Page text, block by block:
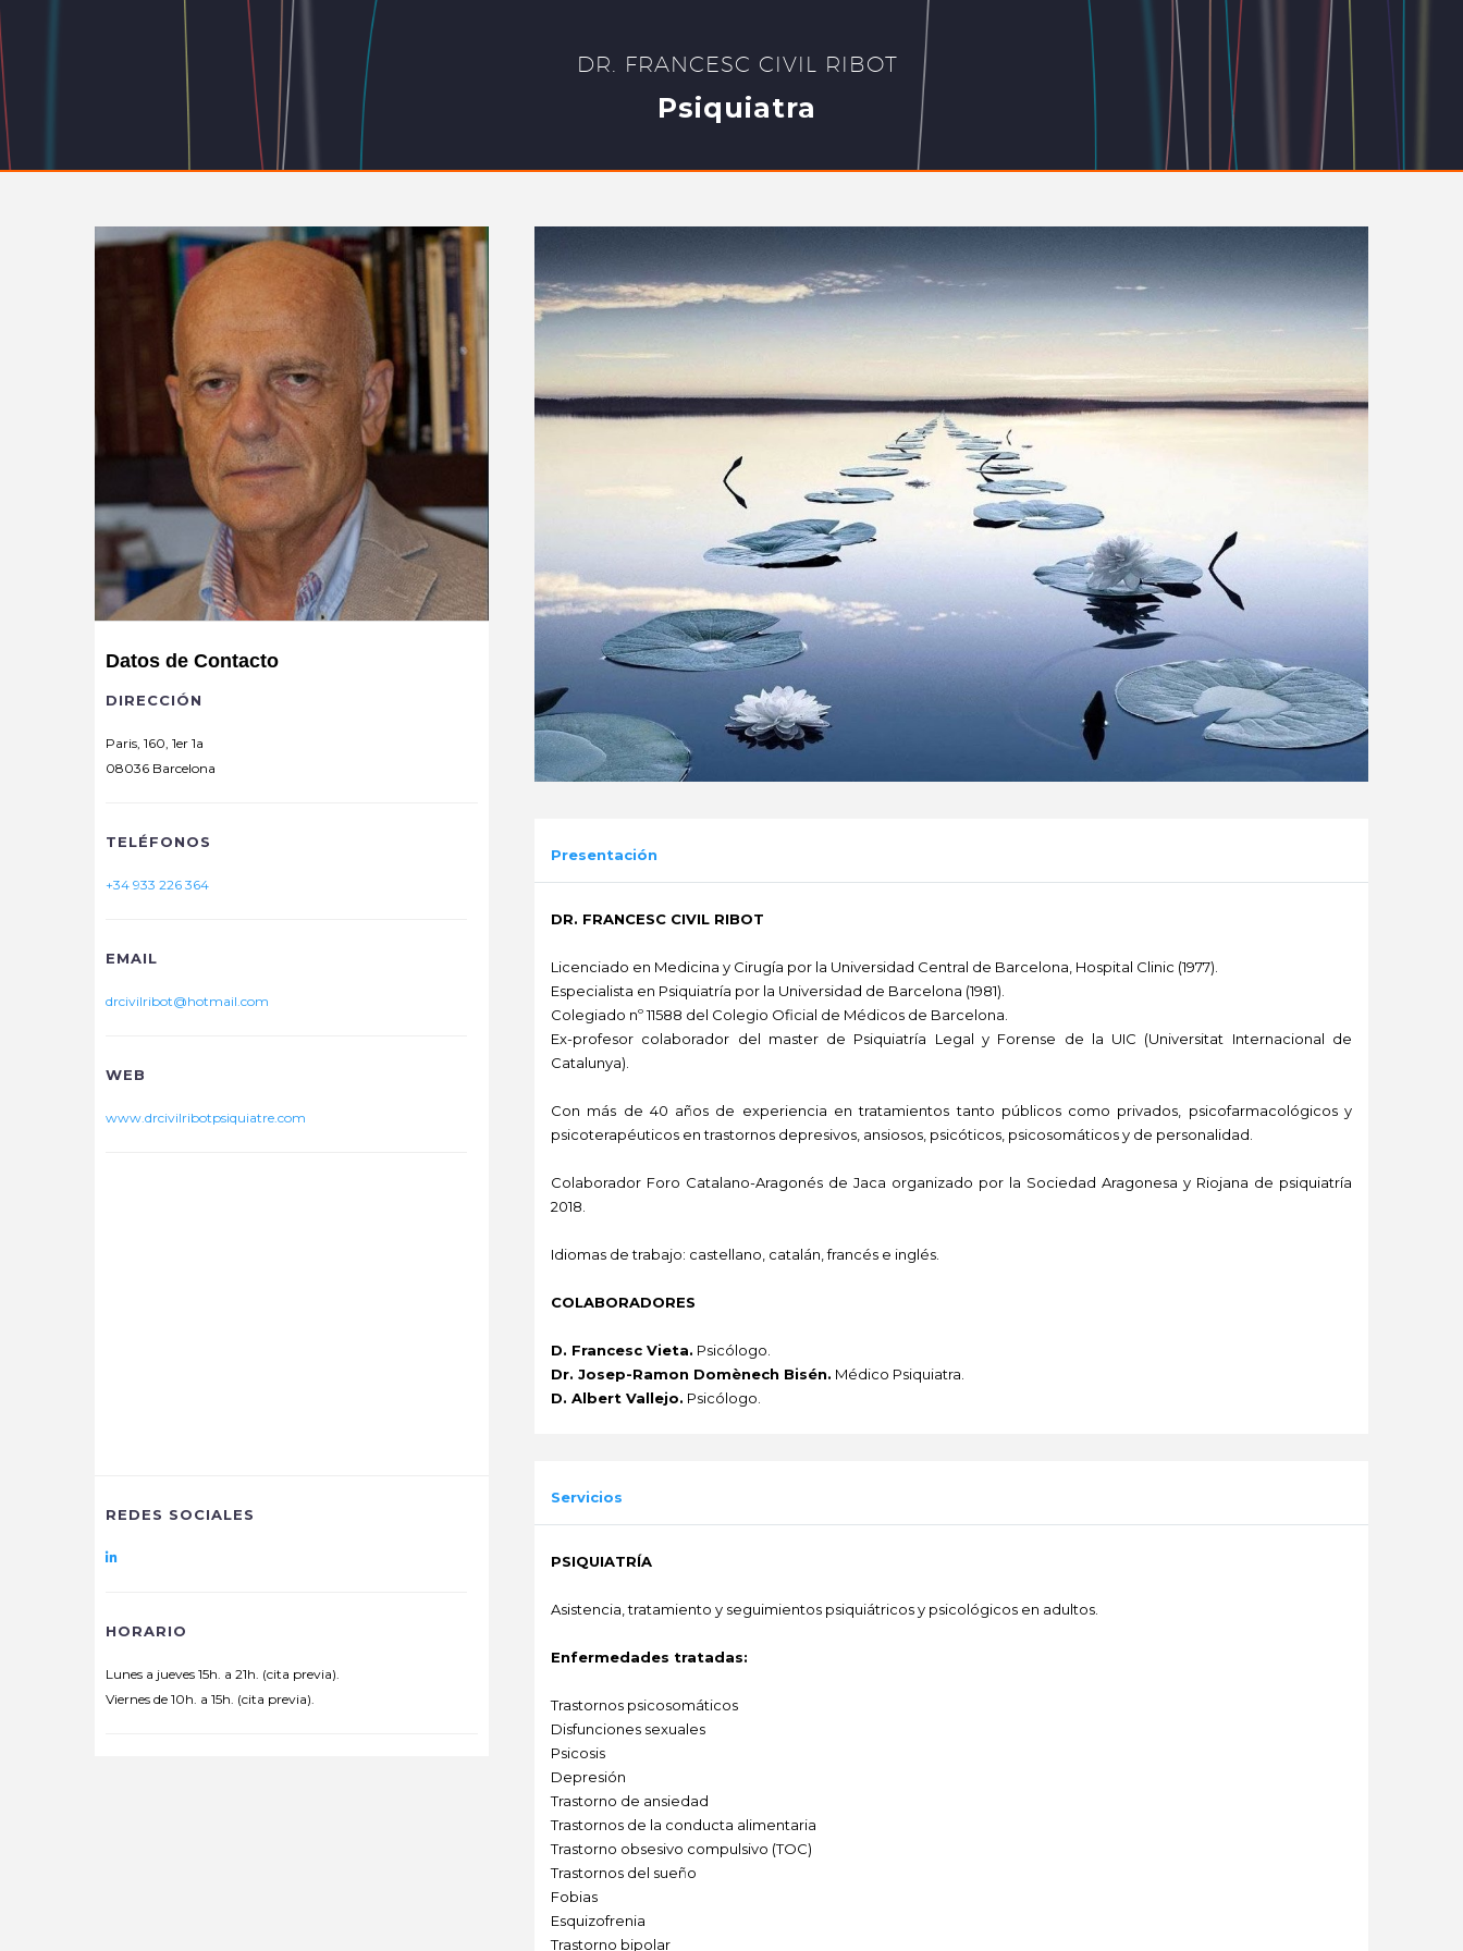
DR. FRANCESC CIVIL RIBOT
Psiquiatra
Datos de Contacto
DIRECCIÓN
Paris, 160, 1er 1a
08036 Barcelona
TELÉFONOS
+34 933 226 364
EMAIL
drcivilribot@hotmail.com
WEB
www.drcivilribotpsiquiatre.com
REDES SOCIALES
HORARIO
Lunes a jueves 15h. a 21h. (cita previa).
Viernes de 10h. a 15h. (cita previa).
Presentación
DR. FRANCESC CIVIL RIBOT
Licenciado en Medicina y Cirugía por la Universidad Central de Barcelona, Hospital Clinic (1977).
Especialista en Psiquiatría por la Universidad de Barcelona (1981).
Colegiado nº 11588 del Colegio Oficial de Médicos de Barcelona.
Ex-profesor colaborador del master de Psiquiatría Legal y Forense de la UIC (Universitat Internacional de
Catalunya).
Con más de 40 años de experiencia en tratamientos tanto públicos como privados, psicofarmacológicos y
psicoterapéuticos en trastornos depresivos, ansiosos, psicóticos, psicosomáticos y de personalidad.
Colaborador Foro Catalano-Aragonés de Jaca organizado por la Sociedad Aragonesa y Riojana de psiquiatría
2018.
Idiomas de trabajo: castellano, catalán, francés e inglés.
COLABORADORES
D. Francesc Vieta. Psicólogo.
Dr. Josep-Ramon Domènech Bisén. Médico Psiquiatra.
D. Albert Vallejo. Psicólogo.
Servicios
PSIQUIATRÍA
Asistencia, tratamiento y seguimientos psiquiátricos y psicológicos en adultos.
Enfermedades tratadas:
Trastornos psicosomáticos
Disfunciones sexuales
Psicosis
Depresión
Trastorno de ansiedad
Trastornos de la conducta alimentaria
Trastorno obsesivo compulsivo (TOC)
Trastornos del sueño
Fobias
Esquizofrenia
Trastorno bipolar